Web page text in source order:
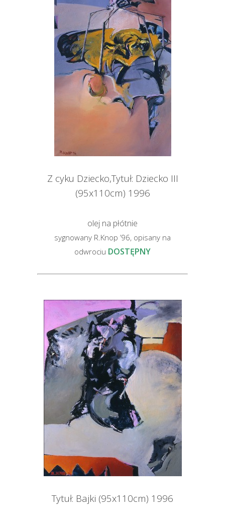
Z cyku Dziecko,Tytuł: Dziecko III
(95x110cm) 1996
olej na płótnie
sygnowany R.Knop ’96, opisany na
odwrociu DOSTĘPNY
Tytuł: Bajki (95x110cm) 1996